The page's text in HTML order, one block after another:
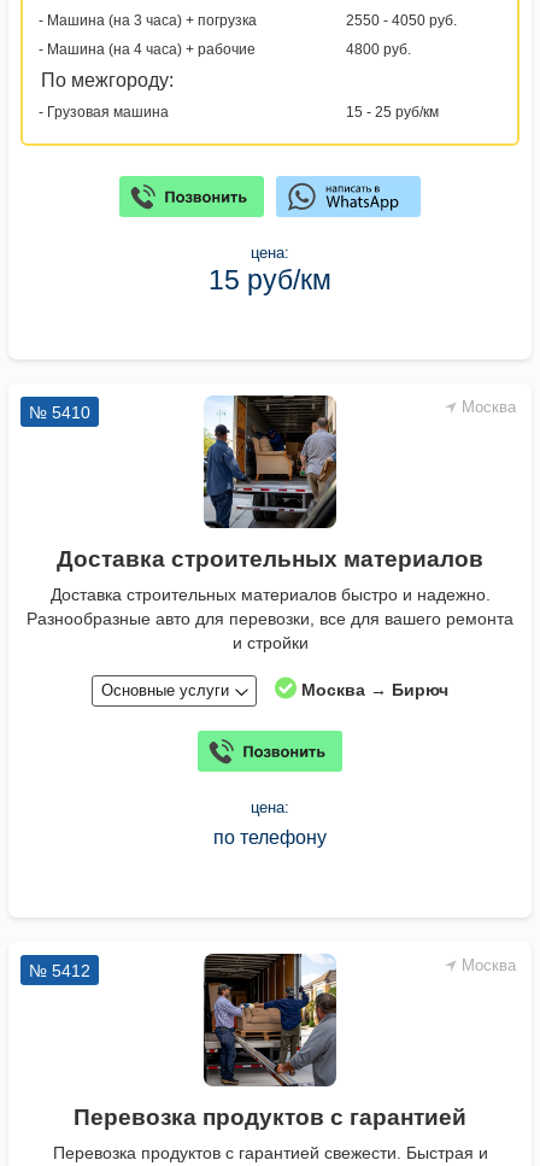
- Машина (на 3 часа) + погрузка
2550 - 4050 руб.
- Машина (на 4 часа) + рабочие
4800 руб.
По межгороду:
- Грузовая машина 15 - 25 руб/км
цена:
15 руб/км
Москва
№ 5410
Доставка строительных материалов
Доставка строительных материалов быстро и надежно.
Разнообразные авто для перевозки, все для вашего ремонта
и стройки
Основные услуги Москва → Бирюч
цена:
по телефону
Москва
№ 5412
Перевозка продуктов с гарантией
Перевозка продуктов с гарантией свежести. Быстрая и